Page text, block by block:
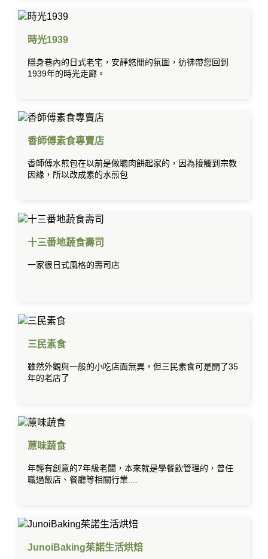
時光1939
隱身巷內的日式老宅，安靜悠閒的氛圍，彷彿帶您回到
1939年的時光走廊。
香師傅素食專賣店
香師傅水煎包在以前是做聰肉餅起家的，因為接觸到宗教
因緣，所以改成素的水煎包
十三番地蔬食壽司
一家很日式風格的壽司店
三民素食
雖然外觀與一般的小吃店面無異，但三民素食可是開了35
年的老店了
蒝味蔬食
年輕有創意的7年級老闆，本來就是學餐飲管理的，曾任
職過飯店、餐廳等相關行業....
JunoiBaking茱諾生活烘焙